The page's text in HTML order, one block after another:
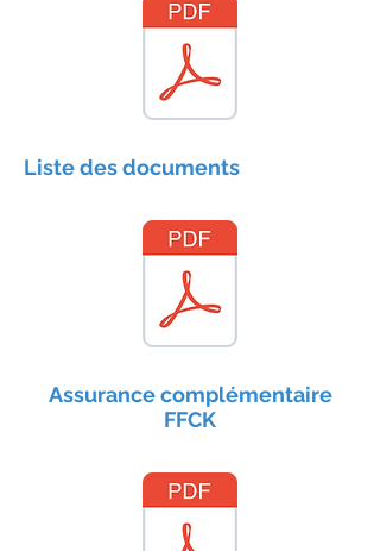
Liste des documents
Assurance complémentaire
FFCK